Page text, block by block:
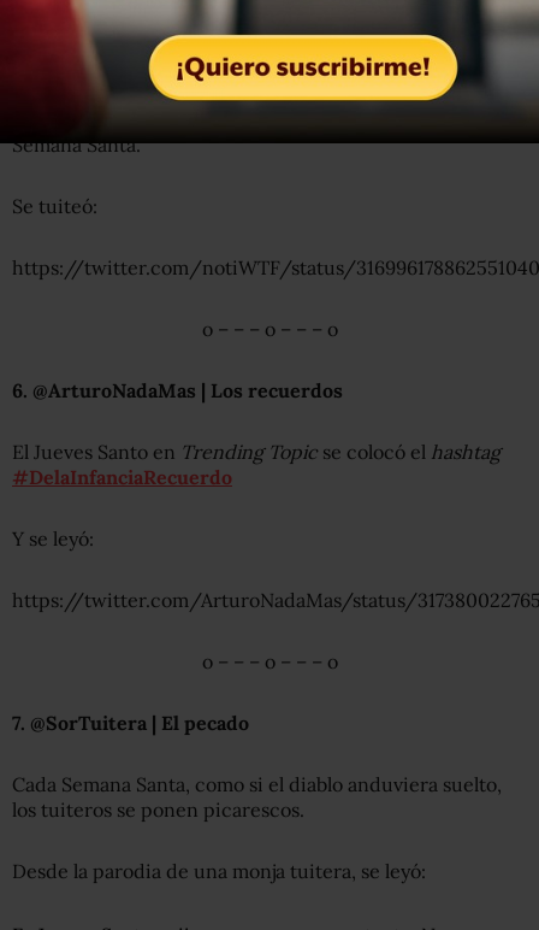
5. @notiWTF | ¡Arrancan!
¿Pista para correr? Sí,Periférico Sur. Ahí galoparon a
dos caballosque, en plena hora pico,
Semana Santa.
Se tuiteó:
https://twitter.com/notiWTF/status/316996178862551040
o – – – o – – – o
6. @ArturoNadaMas | Los recuerdos
El Jueves Santo en Trending Topic se colocó el hashtag
#DelaInfanciaRecuerdo
Y se leyó:
https://twitter.com/ArturoNadaMas/status/
o – – – o – – – o
7. @SorTuitera | El pecado
Cada Semana Santa, como si el diablo anduviera suelto,
los tuiteros se ponen picarescos.
Desde la parodia de una monja tuitera, se leyó: